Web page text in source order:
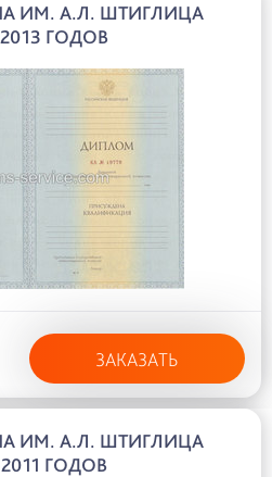
ИМ. А.Л. ШТИГЛИЦА
ГОДОВ
ЗАКАЗАТЬ
ИМ. А.Л. ШТИГЛИЦА
ГОДОВ